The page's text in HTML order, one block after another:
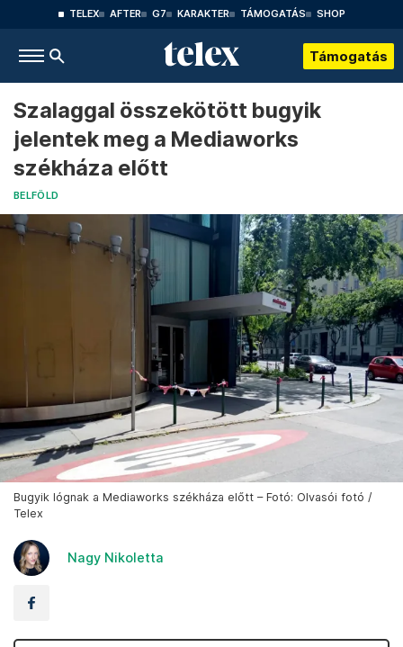
TELEX AFTER G7 KARAKTER TÁMOGATÁS SHOP
Támogatás
Szalaggal összekötött bugyik
jelentek meg a Mediaworks
székháza előtt
BELFÖLD
Bugyik lógnak a Mediaworks székháza előtt – Fotó: Olvasói fotó /
Telex
Nagy Nikoletta